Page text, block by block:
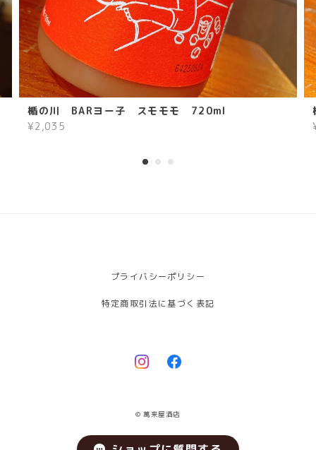
楯の川 BARヨー子 スモモモ 720ml
¥2,035
プライバシーポリシー
特定商取引法に基づく表記
© 萬来屋酒店